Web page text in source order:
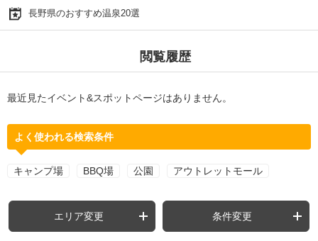
長野県のおすすめ温泉20選
閲覧履歴
最近見たイベント&スポットページはありません。
よく使われる検索条件
キャンプ場 BBQ場 公園 アウトレットモール
エリア変更 条件変更